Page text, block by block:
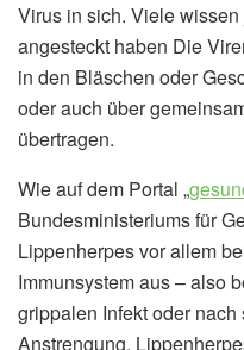
Virus in sich. Viele
angesteckt haben Die
in den Bläschen oder
oder auch über
übertragen.
Wie auf dem Portal „
Bundesministeriums für
Lippenherpes vor allem
Immunsystem aus – also
grippalen Infekt oder
Anstrengung.